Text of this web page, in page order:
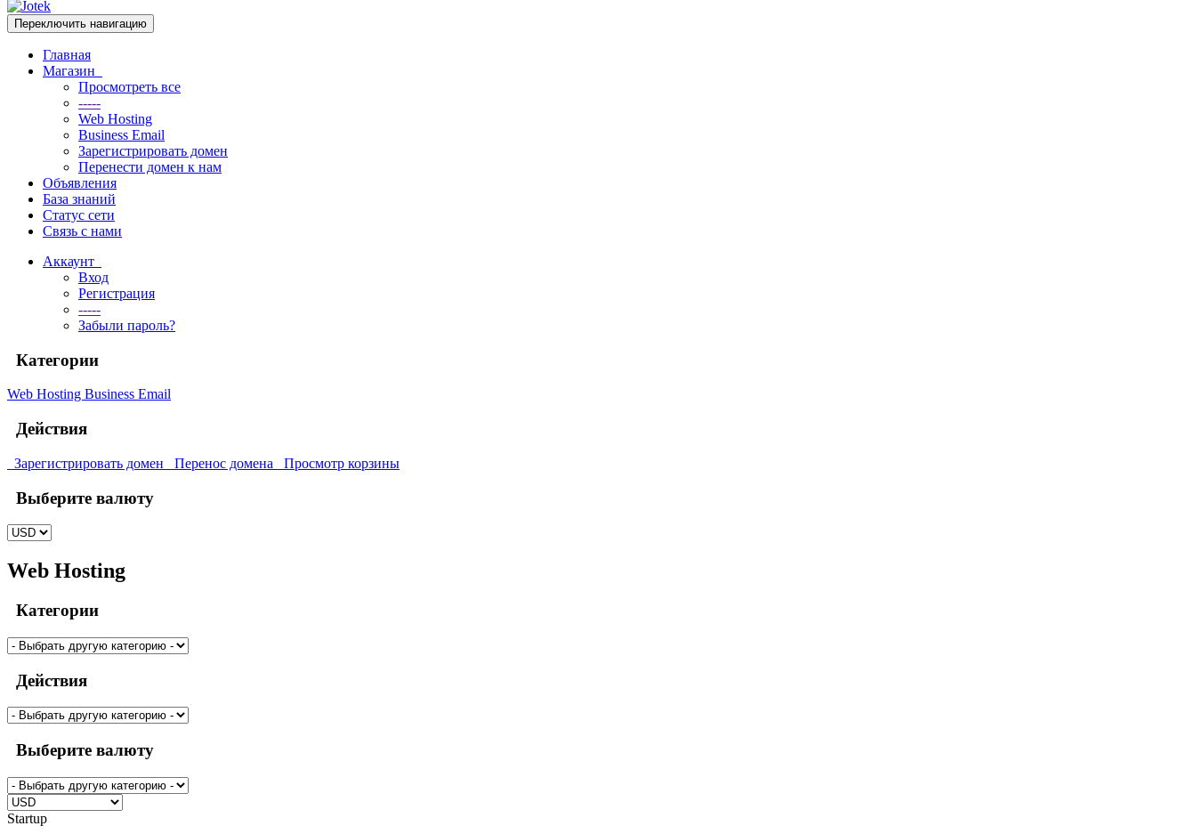
Переключить навигацию
Главная
Магазин
Просмотреть все
-----
Web Hosting
Business Email
Зарегистрировать домен
Перенести домен к нам
Объявления
База знаний
Статус сети
Связь с нами
Аккаунт
Вход
Регистрация
-----
Забыли пароль?
Категории
Web Hosting Business Email
Действия
Зарегистрировать домен Перенос домена Просмотр корзины
Выберите валюту
Web Hosting
Категории
Действия
Выберите валюту
Startup